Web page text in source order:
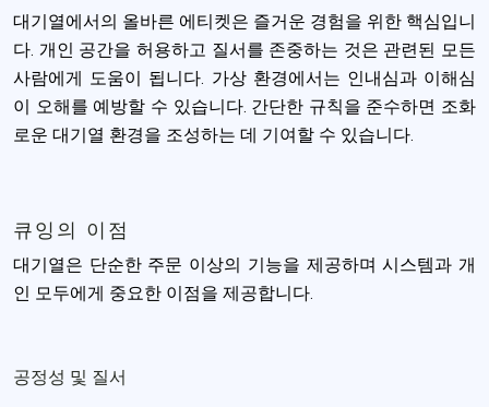
대기열에서의 올바른 에티켓은 즐거운 경험을 위한 핵심입니
다. 개인 공간을 허용하고 질서를 존중하는 것은 관련된 모든
사람에게 도움이 됩니다. 가상 환경에서는 인내심과 이해심
이 오해를 예방할 수 있습니다. 간단한 규칙을 준수하면 조화
로운 대기열 환경을 조성하는 데 기여할 수 있습니다.
큐잉의 이점
대기열은 단순한 주문 이상의 기능을 제공하며 시스템과 개
인 모두에게 중요한 이점을 제공합니다.
공정성 및 질서